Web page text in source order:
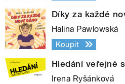
Díky za každé
Halina Pawlowská
Koupit
Hledání veřejné
Irena Ryšánková